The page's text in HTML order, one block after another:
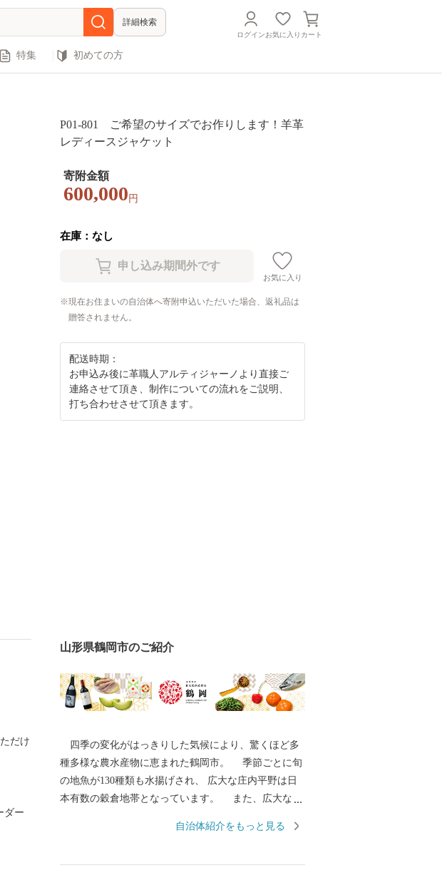
詳細検索
ログインお気に入り カート
特集 初めての方
P01-801 ご希望のサイズでお作りします！羊革
レディースジャケット
寄附金額
600,000 円
在庫：なし
お気に入り
現在お住まいの自治体へ寄附申込いただいた場合、返礼品は
贈答されません。
配送時期：
お申込み後に革職人アルティジャーノより直接ご
連絡させて頂き、制作についての流れをご説明、
打ち合わせさせて頂きます。
だけ
ダー
山形県鶴岡市のご紹介
四季の変化がはっきりした気候により、驚くほど多
種多様な農水産物に恵まれた鶴岡市。 季節ごとに旬
の地魚が130種類も水揚げされ、 広大な庄内平野は日
本有数の穀倉地帯となっています。 また、広大な土
た。 地域の伝統行事や特色あるまつりは、今もなお
自治体紹介をもっと見る